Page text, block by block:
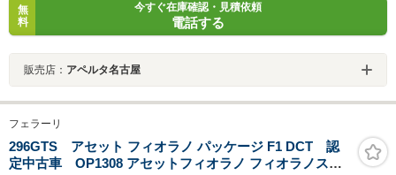
無
料
今すぐ在庫確認・見積依頼
電話する
販売店： アペルタ名古屋
フェラーリ
296GTS アセット フィオラノ パッケージ F1 DCT 認
定中古車 OP1308 アセットフィオラノ フィオラノスト